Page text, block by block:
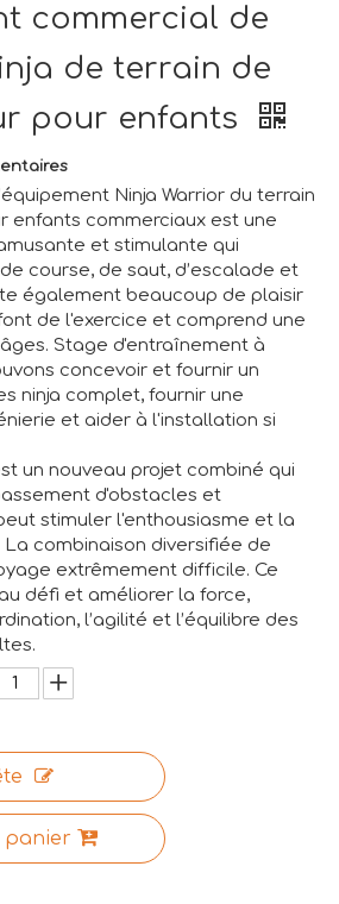
commercial de
de terrain de
pour enfants
Ninja Warrior du terrain
enfants commerciaux est une
et stimulante qui
course, de saut, d’escalade et
également beaucoup de plaisir
de l'exercice et comprend une
Stage d'entraînement à
concevoir et fournir un
ninja complet, fournir une
et aider à l'installation si
un nouveau projet combiné qui
d'obstacles et
stimuler l'enthousiasme et la
combinaison diversifiée de
extrêmement difficile. Ce
défi et améliorer la force,
l’agilité et l’équilibre des
panier